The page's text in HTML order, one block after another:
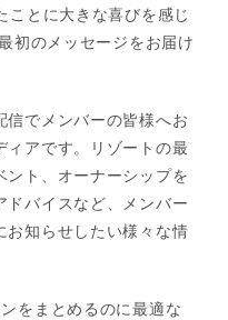
ことに大きな喜びを感じ
初のメッセージをお届け
信でメンバーの皆様へお
ィアです。リゾートの最
ント、オーナーシップを
バイスなど、メンバー
お知らせしたい様々な情
をまとめるのに最適な